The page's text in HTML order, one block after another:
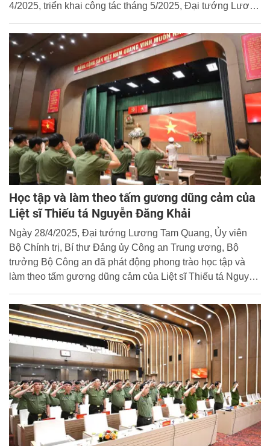
4/2025, triển khai công tác tháng 5/2025, Đại tướng Lương
Tam Quang, Ủy viên Bộ Chính trị, Bí thư Đảng ủy Công an
Trung ương, Bộ trưởng Bộ Công an đã phát động phong
trào thi đua "Lực lượng Công an nhân dân tiên phong đi
đầu trong đổi mới sáng tạo và chuyển đổi số".
Học tập và làm theo tấm gương dũng cảm của
Liệt sĩ Thiếu tá Nguyễn Đăng Khải
Ngày 28/4/2025, Đại tướng Lương Tam Quang, Ủy viên
Bộ Chính trị, Bí thư Đảng ủy Công an Trung ương, Bộ
trưởng Bộ Công an đã phát động phong trào học tập và
làm theo tấm gương dũng cảm của Liệt sĩ Thiếu tá Nguyễn